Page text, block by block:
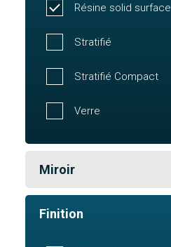
Résine solid surface
Stratifié
Stratifié Compact
Verre
Miroir
Finition